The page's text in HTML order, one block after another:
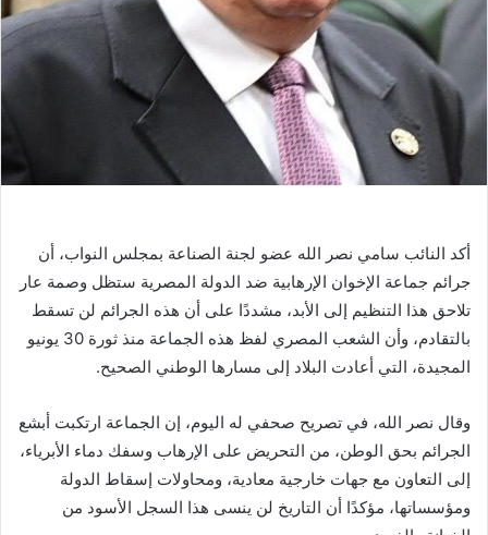
أكد النائب سامي نصر الله عضو لجنة الصناعة بمجلس النواب، أن
جرائم جماعة الإخوان الإرهابية ضد الدولة المصرية ستظل وصمة عار
تلاحق هذا التنظيم إلى الأبد، مشددًا على أن هذه الجرائم لن تسقط
بالتقادم، وأن الشعب المصري لفظ هذه الجماعة منذ ثورة 30 يونيو
المجيدة، التي أعادت البلاد إلى مسارها الوطني الصحيح.
وقال نصر الله، في تصريح صحفي له اليوم، إن الجماعة ارتكبت أبشع
الجرائم بحق الوطن، من التحريض على الإرهاب وسفك دماء الأبرياء،
إلى التعاون مع جهات خارجية معادية، ومحاولات إسقاط الدولة
ومؤسساتها، مؤكدًا أن التاريخ لن ينسى هذا السجل الأسود من